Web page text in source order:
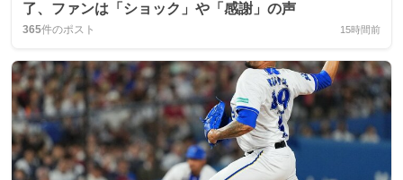
了、ファンは「ショック」や「感謝」の声
365件のポスト 15時間前